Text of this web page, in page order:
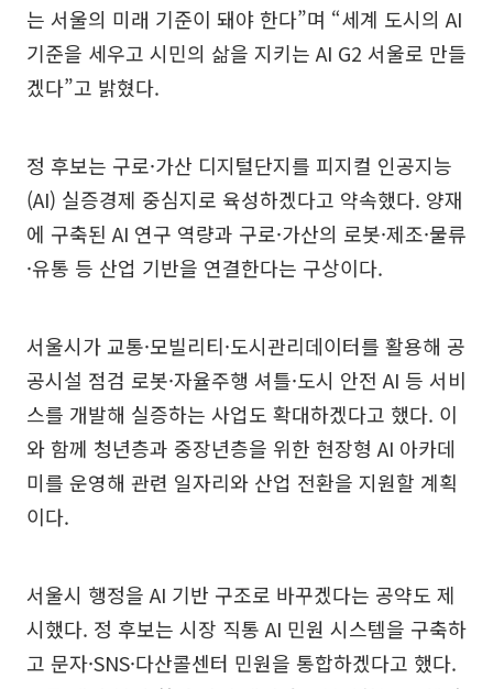
는 서울의 미래 기준이 돼야 한다”며 “세계 도시의 AI
기준을 세우고 시민의 삶을 지키는 AI G2 서울로 만들
겠다”고 밝혔다.
정 후보는 구로·가산 디지털단지를 피지컬 인공지능
(AI) 실증경제 중심지로 육성하겠다고 약속했다. 양재
에 구축된 AI 연구 역량과 구로·가산의 로봇·제조·물류
·유통 등 산업 기반을 연결한다는 구상이다.
서울시가 교통·모빌리티·도시관리데이터를 활용해 공
공시설 점검 로봇·자율주행 셔틀·도시 안전 AI 등 서비
스를 개발해 실증하는 사업도 확대하겠다고 했다. 이
와 함께 청년층과 중장년층을 위한 현장형 AI 아카데
미를 운영해 관련 일자리와 산업 전환을 지원할 계획
이다.
서울시 행정을 AI 기반 구조로 바꾸겠다는 공약도 제
시했다. 정 후보는 시장 직통 AI 민원 시스템을 구축하
고 문자·SNS·다산콜센터 민원을 통합하겠다고 했다.